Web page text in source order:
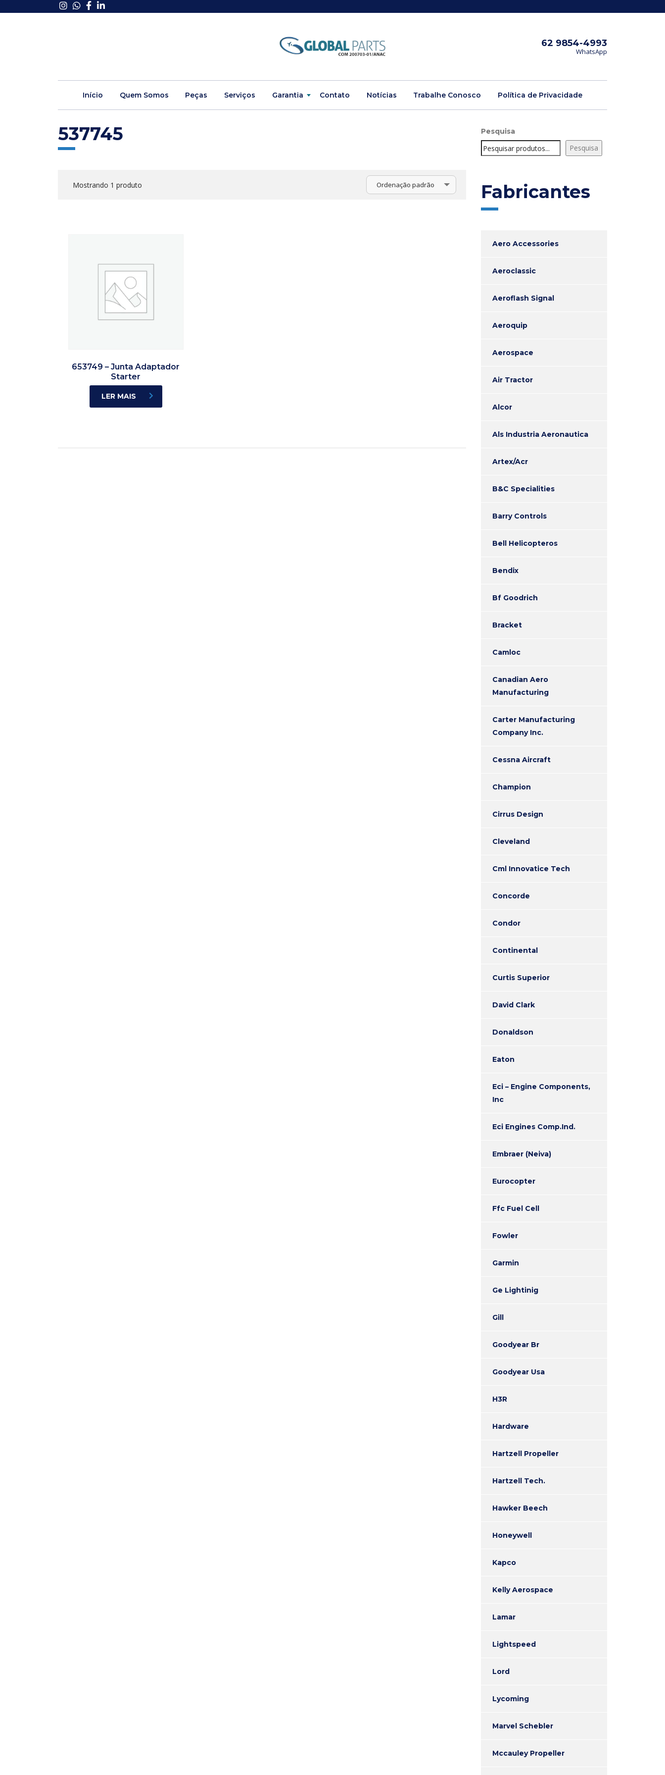
62 9854-4993
WhatsApp
Início Quem Somos Peças Serviços Garantia Contato Notícias Trabalhe Conosco Política de Privacidade
537745
Mostrando 1 produto Ordenação padrão
653749 – Junta Adaptador
Starter
LER MAIS
Pesquisa
Pesquisa
Fabricantes
Aero Accessories
Aeroclassic
Aeroflash Signal
Aeroquip
Aerospace
Air Tractor
Alcor
Als Industria Aeronautica
Artex/Acr
B&C Specialities
Barry Controls
Bell Helicopteros
Bendix
Bf Goodrich
Bracket
Camloc
Canadian Aero
Manufacturing
Carter Manufacturing
Company Inc.
Cessna Aircraft
Champion
Cirrus Design
Cleveland
Cml Innovatice Tech
Concorde
Condor
Continental
Curtis Superior
David Clark
Donaldson
Eaton
Eci – Engine Components,
Inc
Eci Engines Comp.Ind.
Embraer (Neiva)
Eurocopter
Ffc Fuel Cell
Fowler
Garmin
Ge Lightinig
Gill
Goodyear Br
Goodyear Usa
H3R
Hardware
Hartzell Propeller
Hartzell Tech.
Hawker Beech
Honeywell
Kapco
Kelly Aerospace
Lamar
Lightspeed
Lord
Lycoming
Marvel Schebler
Mccauley Propeller